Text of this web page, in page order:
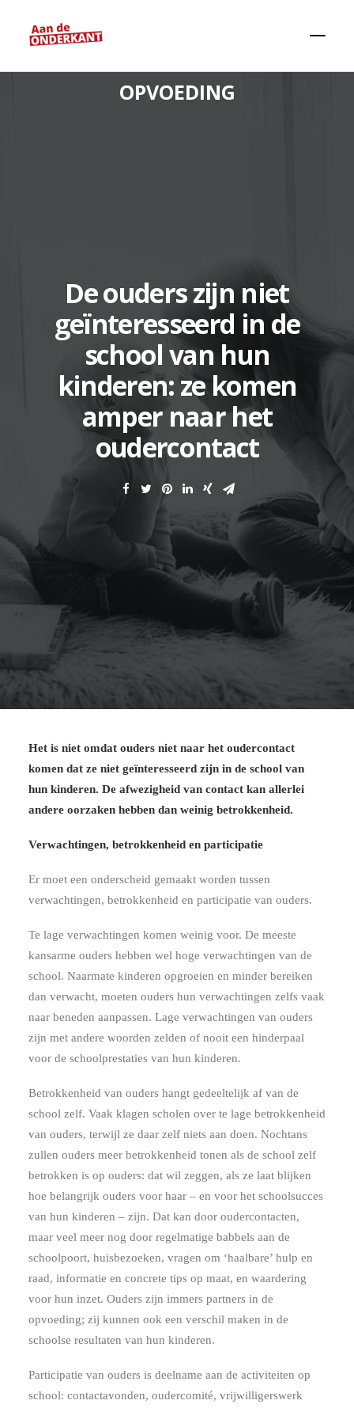
De ouders zijn niet
geïnteresseerd in de
school van hun
kinderen: ze komen
amper naar het
oudercontact
OPVOEDING
Het is niet omdat ouders niet naar het oudercontact
komen dat ze niet geïnteresseerd zijn in de school van
hun kinderen. De afwezigheid van contact kan allerlei
andere oorzaken hebben dan weinig betrokkenheid.
Verwachtingen, betrokkenheid en participatie
Er moet een onderscheid gemaakt worden tussen
verwachtingen, betrokkenheid en participatie van ouders.
Te lage verwachtingen komen weinig voor. De meeste
kansarme ouders hebben wel hoge verwachtingen van de
school. Naarmate kinderen opgroeien en minder bereiken
dan verwacht, moeten ouders hun verwachtingen zelfs vaak
naar beneden aanpassen. Lage verwachtingen van ouders
zijn met andere woorden zelden of nooit een hinderpaal
voor de schoolprestaties van hun kinderen.
Betrokkenheid van ouders hangt gedeeltelijk af van de
school zelf. Vaak klagen scholen over te lage betrokkenheid
van ouders, terwijl ze daar zelf niets aan doen. Nochtans
zullen ouders meer betrokkenheid tonen als de school zelf
betrokken is op ouders: dat wil zeggen, als ze laat blijken
hoe belangrijk ouders voor haar – en voor het schoolsucces
van hun kinderen – zijn. Dat kan door oudercontacten,
maar veel meer nog door regelmatige babbels aan de
schoolpoort, huisbezoeken, vragen om ‘haalbare’ hulp en
raad, informatie en concrete tips op maat, en waardering
voor hun inzet. Ouders zijn immers partners in de
opvoeding; zij kunnen ook een verschil maken in de
schoolse resultaten van hun kinderen.
Participatie van ouders is deelname aan de activiteiten op
school: contactavonden, oudercomité, vrijwilligerswerk